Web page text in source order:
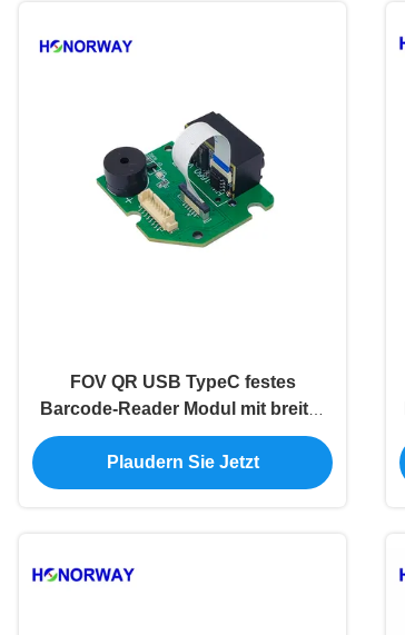
FOV QR USB TypeC festes
Barcode-Reader Modul mit breiter
Scan-Bereich
Plaudern Sie Jetzt